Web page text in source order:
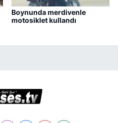
Boynunda merdivenle
motosiklet kullandı